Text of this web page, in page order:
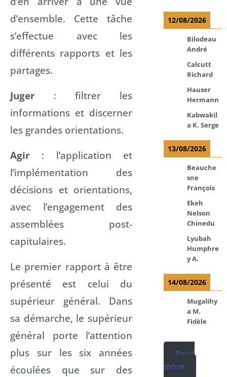
d’ensemble. Cette tâche
s’effectue avec les
différents rapports et les
partages.
Juger : filtrer les
informations et discerner
les grandes orientations.
Agir : l’application et
l’implémentation des
décisions et orientations,
avec l’engagement des
assemblées post-
capitulaires.
Le premier rapport à être
présenté est celui du
supérieur général. Dans
sa démarche, le supérieur
général porte l’attention
plus sur les six années
écoulées que sur des
12/08/2026
Bilodeau
André
Calcutt
Richard
Hauser
Hermann
Kabwakil
a K. Serge
13/08/2026
Beauche
sne
François
Ekeh
Nelson
Chinedu
Lyubah
Humphre
y A.
14/08/2026
Mugalihy
a M.
Fidèle
Read
more